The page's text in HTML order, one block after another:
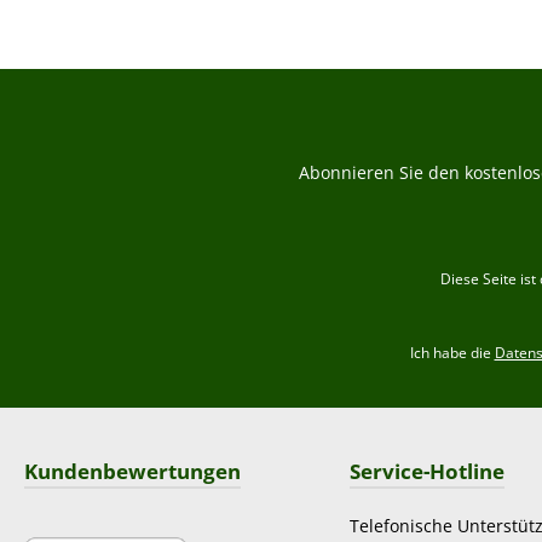
Abonnieren Sie den
Diese Seite
Ich habe die
Service-Hotline
Telefonische
Kundenbewertungen